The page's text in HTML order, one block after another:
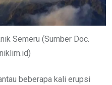
Semeru (Sumber Doc.
beberapa kali erupsi